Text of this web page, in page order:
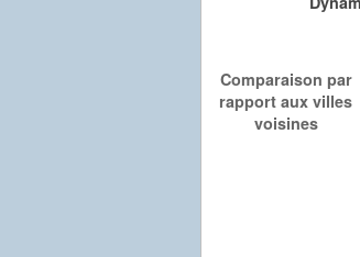
Comparaison par
rapport aux villes
voisines